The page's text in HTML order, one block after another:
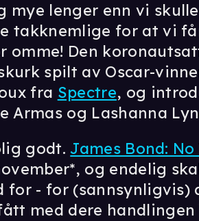
lenger enn vi
takknemlige for at vi
omme! Den
spilt av Oscar-
fra Spectre, og
Armas og Lashanna
godt.James Bond:
og endelig
for - for (sannsynligvis)
med dere